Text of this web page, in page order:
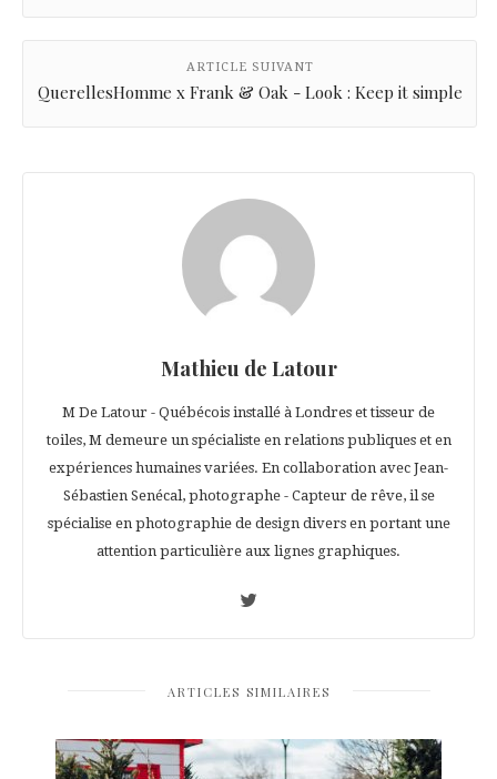
ARTICLE SUIVANT
QuerellesHomme x Frank & Oak - Look : Keep it simple
Mathieu de Latour
M De Latour - Québécois installé à Londres et tisseur de
toiles, M demeure un spécialiste en relations publiques et en
expériences humaines variées. En collaboration avec Jean-
Sébastien Senécal, photographe - Capteur de rêve, il se
spécialise en photographie de design divers en portant une
attention particulière aux lignes graphiques.
ARTICLES SIMILAIRES